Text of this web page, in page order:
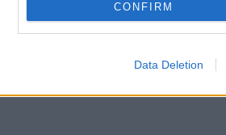
CONFIRM
Data Deletion